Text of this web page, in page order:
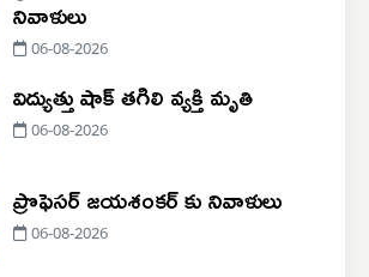
నివాళులు
06-08-2026
విద్యుత్తు షాక్ తగిలి వ్యక్తి మృతి
06-08-2026
ప్రొఫెసర్ జయశంకర్ కు నివాళులు
06-08-2026